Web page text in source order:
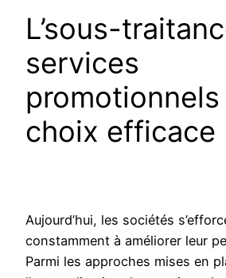
L’sous-
services
promotionnels
choix efficace
Aujourd’hui, les sociétés
constamment à améliorer leur
Parmi les approches mises en